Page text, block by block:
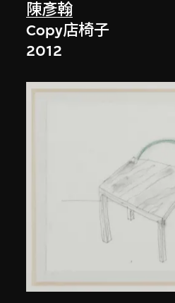
陳彥翰
Copy店椅子
2012